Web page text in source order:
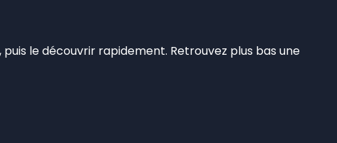
le découvrir rapidement. Retrouvez plus bas une